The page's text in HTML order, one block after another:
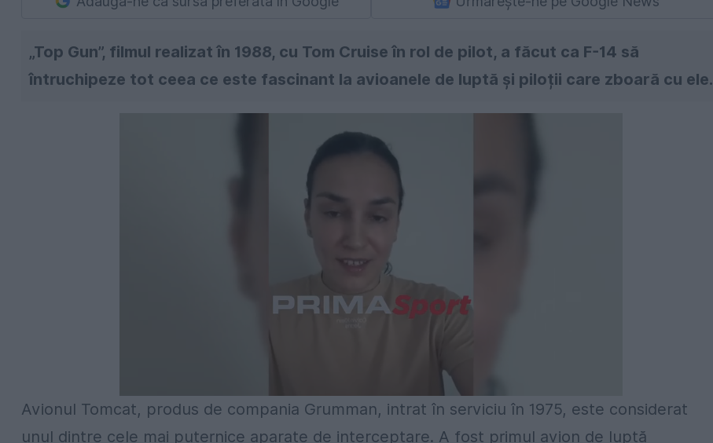
„Top Gun”, filmul realizat în 1988, cu Tom Cruise în rol de pilot, a făcut ca F-14 să
întruchipeze tot ceea ce este fascinant la avioanele de luptă și piloții care zboară cu ele.
Avionul Tomcat, produs de compania Grumman, intrat în serviciu în 1975, este considerat
unul dintre cele mai puternice aparate de interceptare. A fost primul avion de luptă